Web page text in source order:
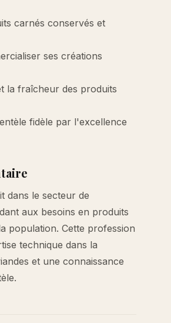
carnés conservés et
ses créations
la fraîcheur des produits
fidèle par l'excellence
dans le secteur de
aux besoins en produits
population. Cette profession
technique dans la
et une connaissance